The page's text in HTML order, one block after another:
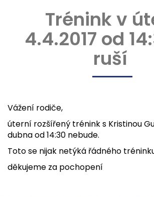
Trénink v
4.4.2017 od
ruší
Vážení rodiče,
úterní rozšířený trénink s Kristinou
dubna od 14:30 nebude.
Toto se nijak netýká řádného
děkujeme za pochopení